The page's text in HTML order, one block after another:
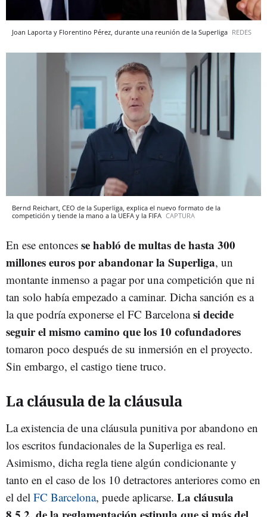
Joan Laporta y Florentino Pérez, durante una reunión de la Superliga REDES
Bernd Reichart, CEO de la Superliga, explica el nuevo formato de la
competición y tiende la mano a la UEFA y la FIFA CAPTURA
En ese entonces se habló de multas de hasta 300
millones euros por abandonar la Superliga, un
montante inmenso a pagar por una competición que ni
tan solo había empezado a caminar. Dicha sanción es a
la que podría exponerse el FC Barcelonasi decide
seguir el mismo camino que los 10 cofundadores
tomaron poco después de su inmersión en el proyecto.
Sin embargo, el castigo tiene truco.
La cláusula de la cláusula
La existencia de una cláusula punitiva por abandono en
los escritos fundacionales de la Superliga es real.
Asimismo, dicha regla tiene algún condicionante y
tanto en el caso de los 10 detractores anteriores como en
el del FC Barcelona, puede aplicarse. La cláusula